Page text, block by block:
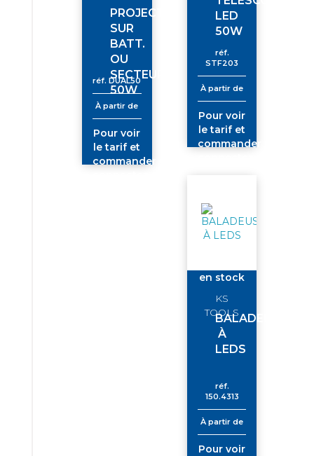
PROJECTEUR
SUR
BATT.
OU
SECTEUR
50W
réf.DUAL50
À partir de
Pour voir
le tarif et
commander
LED
50W
réf.
STF203
À partir de
Pour voir
le tarif et
commander
en stock
KS
TOOLS
BALADEUSE
À
LEDS
réf.
150.4313
À partir de
Pour voir